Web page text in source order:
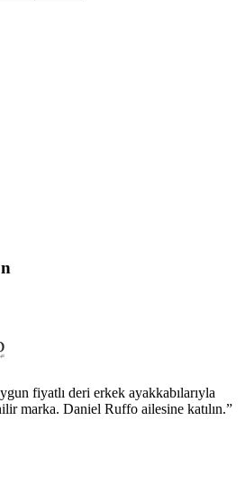
fiyatlı deri erkek ayakkabılarıyla
marka. Daniel Ruffo ailesine katılın.”